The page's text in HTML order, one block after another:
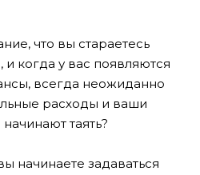
что вы стараетесь
когда у вас появляются
всегда неожиданно
расходы и ваши
таять?
начинаете задаваться